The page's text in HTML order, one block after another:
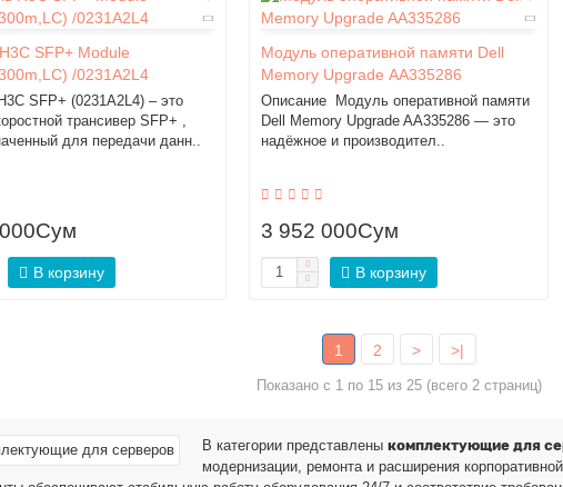
SFP+ Module
/0231A2L4
SFP+ (0231A2L4) – это
трансивер SFP+ ,
для передачи данн..
В корзину
Модуль оперативной памяти Dell
Memory Upgrade AA335286
Описание Модуль оперативной памяти
Dell Memory Upgrade AA335286 — это
надёжное и производител..
3 952 000Сум
В корзину
1 2 > >|
Показано с 1 по 15 из 25 (всего 2 страниц)
В категории представлены комплектующие для
модернизации, ремонта и расширения